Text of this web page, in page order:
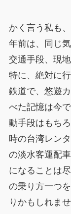
かく言う私も
年前は、同じ
交通手段、現
特に、絶対に
鉄道で、悠遊
べた記憶は今
動手段はもち
時の台湾レン
の淡水客運配
になることは
の乗り方一つ
りかもしれませ